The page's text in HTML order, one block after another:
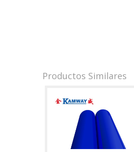
Productos Similares